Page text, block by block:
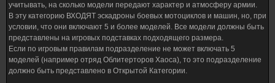
учитывать, на сколько модели передают характер и атмосферу армии.
В эту категорию ВХОДЯТ эскадроны боевых мотоциклов и машин, но, при
условии, что они включают 5 и более моделей. Все модели должны быть
представлены на игровых подставках подходящего размера.
Если по игровым правилам подразделение не может включать 5
моделей (например отряд Облитерторов Хаоса), то это подразделение
должно быть представлено в Открытой Категории.